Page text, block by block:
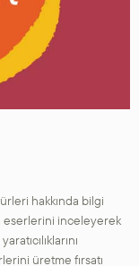
hakkında bilgi
eserlerini inceleyerek
üretme fırsatı